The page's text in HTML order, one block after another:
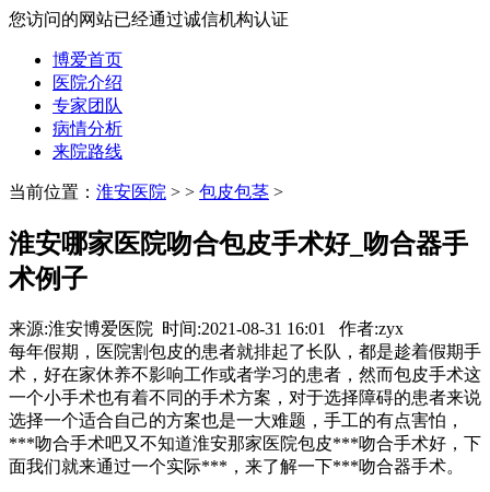
您访问的网站已经通过诚信机构认证
博爱首页
医院介绍
专家团队
病情分析
来院路线
当前位置： 淮安医院 > > 包皮包茎 >
淮安哪家医院吻合包皮手术好_吻合器手
术例子
来源:淮安博爱医院 时间:2021-08-31 16:01 作者:zyx
每年假期，医院割包皮的患者就排起了长队，都是趁着假期手
术，好在家休养不影响工作或者学习的患者，然而包皮手术这
一个小手术也有着不同的手术方案，对于选择障碍的患者来说
选择一个适合自己的方案也是一大难题，手工的有点害怕，
***吻合手术吧又不知道淮安那家医院包皮***吻合手术好，下
面我们就来通过一个实际***，来了解一下***吻合器手术。